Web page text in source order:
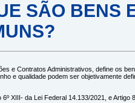
SÃO BENS
e Contratos Administrativos, define os
e qualidade podem ser objetivamente
XIII- da Lei Federal 14.133/2021, e Artigo